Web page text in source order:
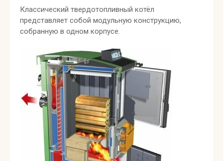
Классический твердотопливный котёл
представляет собой модульную конструкцию,
собранную в одном корпусе.